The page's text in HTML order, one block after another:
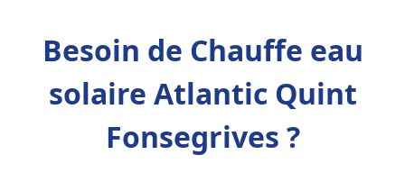
Besoin de Chauffe eau
solaire Atlantic Quint
Fonsegrives ?